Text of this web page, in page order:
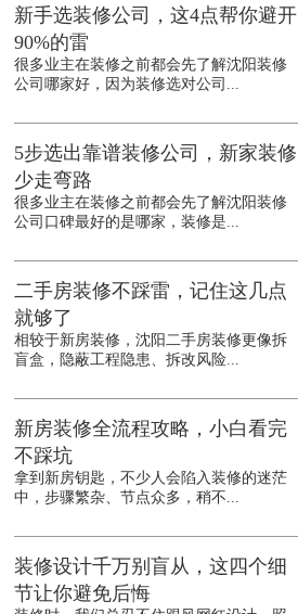
新手选装修公司，这4点帮你避开
90%的雷
很多业主在装修之前都会先了解沈阳装修
公司哪家好，因为装修选对公司...
5步选出靠谱装修公司，新家装修
少走弯路
很多业主在装修之前都会先了解沈阳装修
公司口碑最好的是哪家，装修是...
二手房装修不踩雷，记住这几点
就够了
相较于新房装修，沈阳二手房装修更像拆
盲盒，隐蔽工程隐患、拆改风险...
新房装修全流程攻略，小白看完
不踩坑
拿到新房钥匙，不少人会陷入装修的迷茫
中，步骤繁杂、节点众多，稍不...
装修设计千万别盲从，这四个细
节让你避免后悔